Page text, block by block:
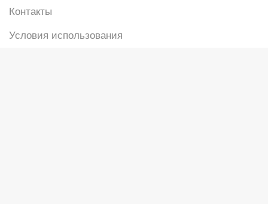
Контакты
Условия использования